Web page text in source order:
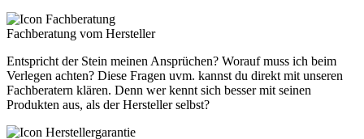
Fachberatung vom Hersteller
Entspricht der Stein meinen Ansprüchen? Worauf muss ich beim
Verlegen achten? Diese Fragen uvm. kannst du direkt mit unseren
Fachberatern klären. Denn wer kennt sich besser mit seinen
Produkten aus, als der Hersteller selbst?